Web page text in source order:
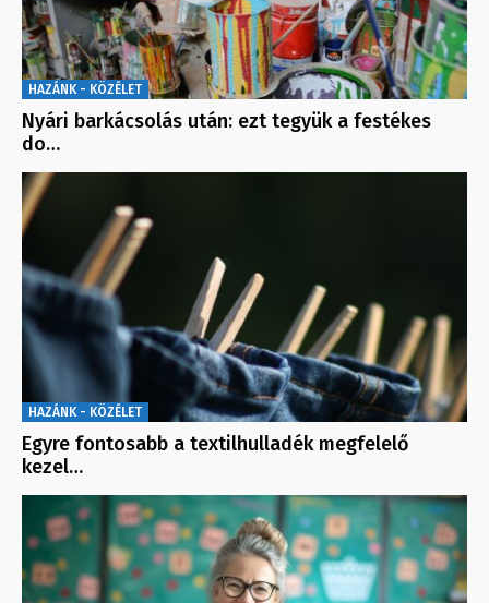
HAZÁNK - KÖZÉLET
Nyári barkácsolás után: ezt tegyük a festékes
do…
HAZÁNK - KÖZÉLET
Egyre fontosabb a textilhulladék megfelelő
kezel…